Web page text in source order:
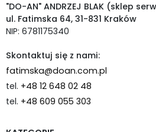
"DO-AN" ANDRZEJ BLAK (sklep
ul. Fatimska 64, 31-831 Kraków
NIP: 6781175340
Skontaktuj się z nami:
fatimska@doan.com.pl
tel. +48 12 648 02 48
tel. +48 609 055 303